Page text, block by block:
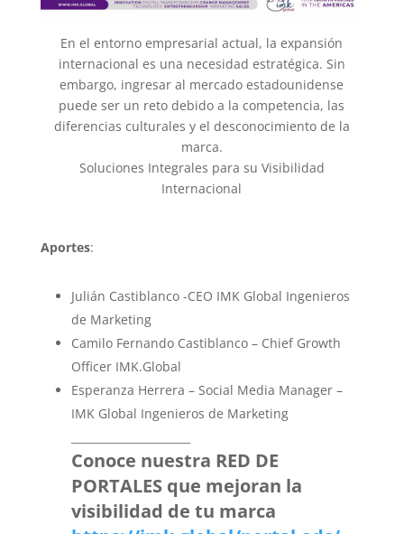
En el entorno empresarial actual, la expansión
internacional es una necesidad estratégica. Sin
embargo, ingresar al mercado estadounidense
puede ser un reto debido a la competencia, las
diferencias culturales y el desconocimiento de la
marca.
Soluciones Integrales para su Visibilidad
Internacional
Aportes:
Julián Castiblanco -CEO IMK Global Ingenieros
de Marketing
Camilo Fernando Castiblanco – Chief Growth
Officer IMK.Global
Esperanza Herrera – Social Media Manager –
IMK Global Ingenieros de Marketing
Conoce nuestra RED DE
PORTALES que mejoran la
visibilidad de tu marca